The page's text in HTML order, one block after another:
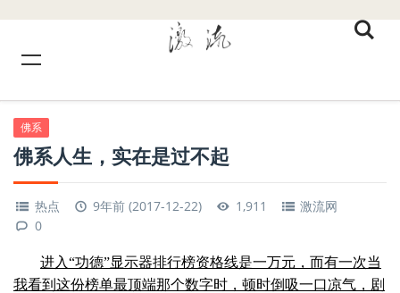
佛系
佛系人生，实在是过不起
热点 9年前 (2017-12-22) 1,911
激流网
0
进入“功德”显示器排行榜资格线是一万元，而有一次当
我看到这份榜单最顶端那个数字时，顿时倒吸一口凉气，剧